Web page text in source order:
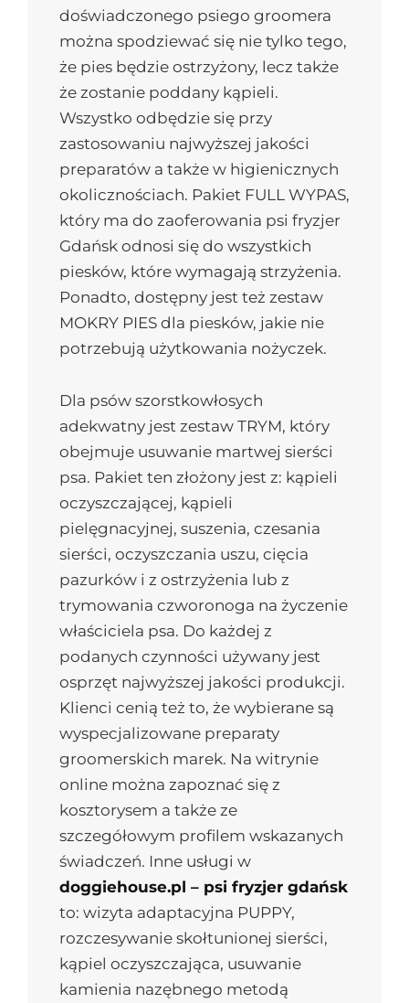
doświadczonego psiego groomera
można spodziewać się nie tylko tego,
że pies będzie ostrzyżony, lecz także
że zostanie poddany kąpieli.
Wszystko odbędzie się przy
zastosowaniu najwyższej jakości
preparatów a także w higienicznych
okolicznościach. Pakiet FULL WYPAS,
który ma do zaoferowania psi fryzjer
Gdańsk odnosi się do wszystkich
piesków, które wymagają strzyżenia.
Ponadto, dostępny jest też zestaw
MOKRY PIES dla piesków, jakie nie
potrzebują użytkowania nożyczek.
Dla psów szorstkowłosych
adekwatny jest zestaw TRYM, który
obejmuje usuwanie martwej sierści
psa. Pakiet ten złożony jest z: kąpieli
oczyszczającej, kąpieli
pielęgnacyjnej, suszenia, czesania
sierści, oczyszczania uszu, cięcia
pazurków i z ostrzyżenia lub z
trymowania czworonoga na życzenie
właściciela psa. Do każdej z
podanych czynności używany jest
osprzęt najwyższej jakości produkcji.
Klienci cenią też to, że wybierane są
wyspecjalizowane preparaty
groomerskich marek. Na witrynie
online można zapoznać się z
kosztorysem a także ze
szczegółowym profilem wskazanych
świadczeń. Inne usługi w
doggiehouse.pl – psi fryzjer gdańsk
to: wizyta adaptacyjna PUPPY,
rozczesywanie skołtunionej sierści,
kąpiel oczyszczająca, usuwanie
kamienia nazębnego metodą